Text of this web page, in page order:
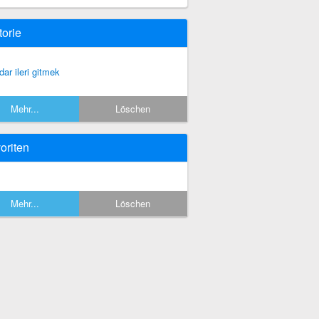
ileri gitmek
Mehr... Löschen
Mehr... Löschen